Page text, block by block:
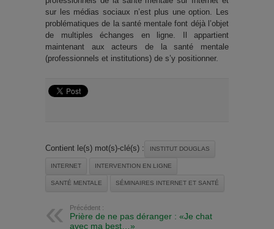
sur les médias sociaux n’est plus une option. Les
problématiques de la santé mentale font déjà l’objet
de multiples échanges en ligne. Il appartient
maintenant aux acteurs de la santé mentale
(professionnels et institutions) de s’y positionner.
Contient le(s) mot(s)-clé(s) : INSTITUT DOUGLAS
INTERNET INTERVENTION EN LIGNE
SANTÉ MENTALE SÉMINAIRES INTERNET ET SANTÉ
Précédent :
Prière de ne pas déranger : «Je chat
avec ma best…»